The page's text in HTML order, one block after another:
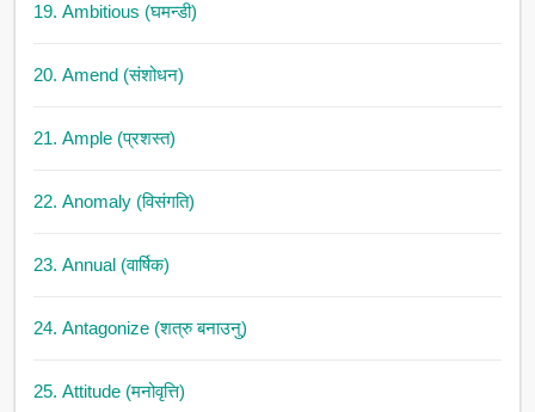
19. Ambitious (घमन्डी)
20. Amend (संशोधन)
21. Ample (प्रशस्त)
22. Anomaly (विसंगति)
23. Annual (वार्षिक)
24. Antagonize (शत्रु बनाउनु)
25. Attitude (मनोवृत्ति)